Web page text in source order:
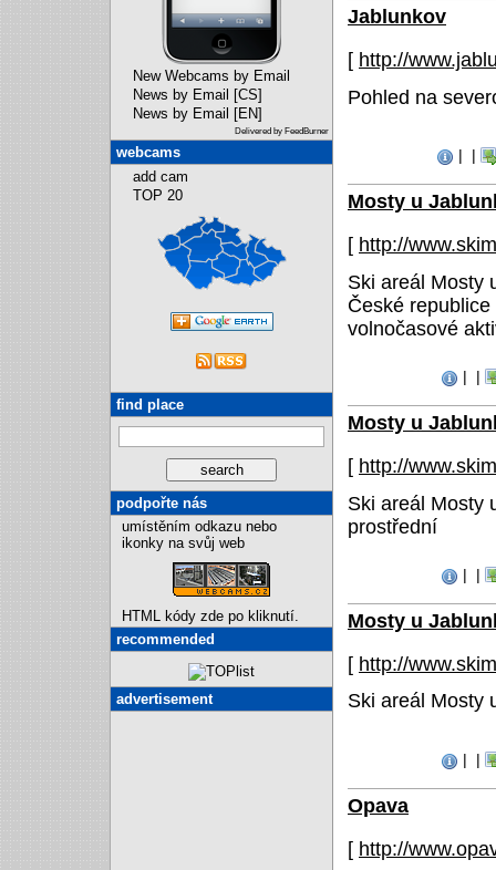
Jablunkov
[ http://
Pohled na
| |
Mosty u
[ http://
Ski areál Mosty
České
volnočasové
| |
Mosty u
[ http://
Ski areál Mosty
prostřední
| |
Mosty u
[ http://
Ski areál Mosty
| |
Opava
[ http://
New Webcams by Email
News by Email [CS]
News by Email [EN]
Delivered by FeedBurner
webcams
add cam
TOP 20
find place
podpořte nás
umístěním odkazu nebo
ikonky na svůj web
HTML kódy zde po kliknutí.
recommended
advertisement